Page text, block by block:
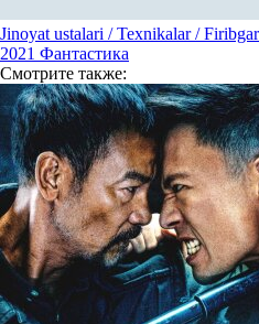
Jinoyat ustalari / Texnikalar /
2021 Фантастика
Смотрите также: